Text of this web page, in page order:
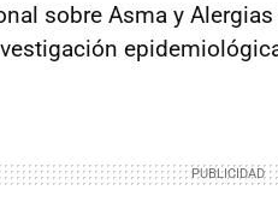
sobre Asma y